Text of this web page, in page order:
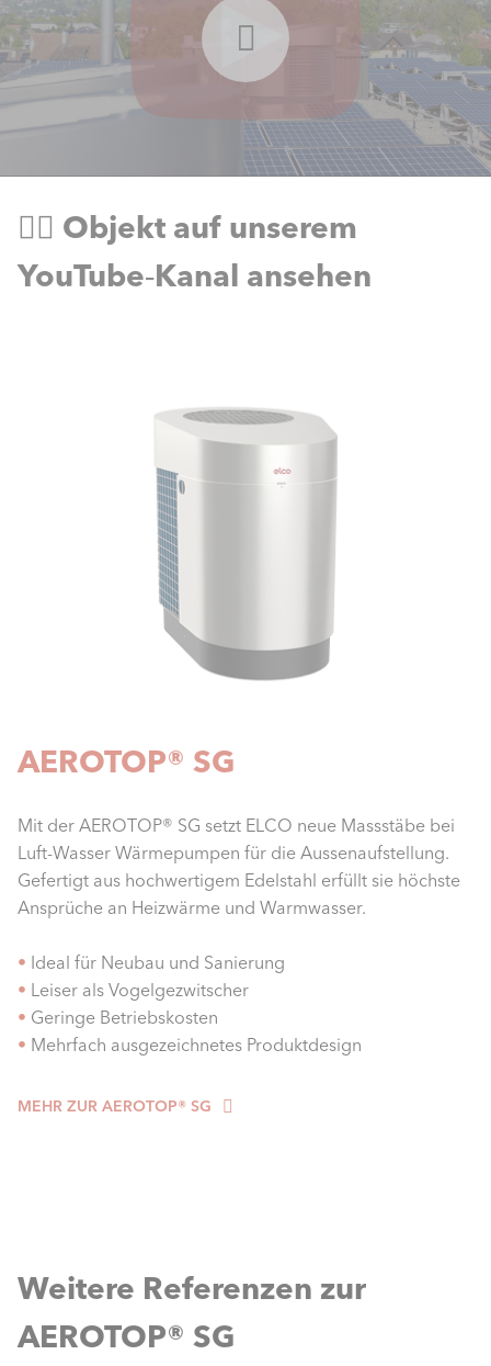
👉🏻 Objekt auf unserem
YouTube‑Kanal ansehen
AEROTOP® SG
Mit der AEROTOP® SG setzt ELCO neue Massstäbe bei
Luft-Wasser Wärmepumpen für die Aussenaufstellung.
Gefertigt aus hochwertigem Edelstahl erfüllt sie höchste
Ansprüche an Heizwärme und Warmwasser.
• Ideal für Neubau und Sanierung
• Leiser als Vogelgezwitscher
• Geringe Betriebskosten
• Mehrfach ausgezeichnetes Produktdesign
MEHR ZUR AEROTOP® SG
Weitere Referenzen zur
AEROTOP® SG